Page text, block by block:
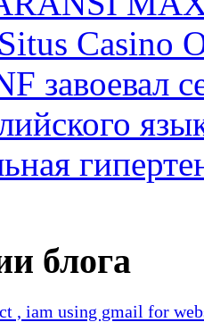
Casino
завоевал
блога
, iam using gmail for